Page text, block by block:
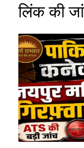
लिंक की